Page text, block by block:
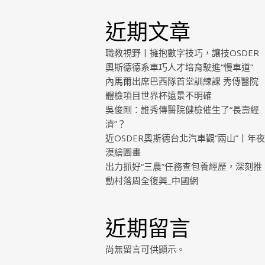
近期文章
職教視野丨擁抱數字技巧，讓技OSDER
奧斯德德系車巧人才培育駛進“慢車道”
內馬爾出席巴西隊首堂訓練課 秀傳醫院
體檢項目世界杯遠景不明確
吳俊剛：誰秀傳醫院健檢催生了“長壽經
濟”？
近OSDER奧斯德台北汽車觀“兩山”丨年夜
漠繪圖畫
出力抓好“三農”任務查包養經歷，深刻推
動村落周全復興_中國網
近期留言
尚無留言可供顯示。